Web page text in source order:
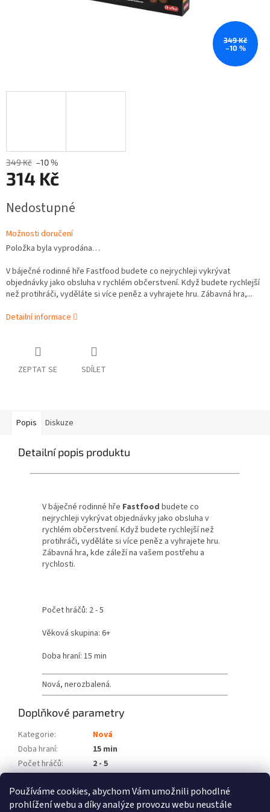
Používáme cookies, abychom Vám umožnili pohodlné
prohlížení webu a díky analýze provozu webu neustále
349 Kč
–10 %
349 Kč –10 %
314 Kč
cena:
Nedostupné
Možnosti doručení
Položka byla vyprodána…
V báječné rodinné hře Fastfood budete co nejrychleji vykrývat
objednávky jako obsluha v rychlém občerstvení. Když budete rychlejší
než protihráči, vyděláte si více peněz a vyhrajete hru. Zábavná hra,...
Detailní informace
ZEPTAT SE SDÍLET
Popis Diskuze
Detailní popis produktu
V báječné rodinné hře Fastfood budete co
nejrychleji vykrývat objednávky jako obsluha v
rychlém občerstvení. Když budete rychlejší než
protihráči, vyděláte si více peněz a vyhrajete hru.
Zábavná hra, kde záleží na vašem postřehu a
rychlosti.
Počet hráčů: 2 - 5
Věková skupina: 6+
Doba hraní: 15 min
Nová, nerozbalená.
Doplňkové parametry
Kategorie:
Nová
Doba hraní:
15 min
Počet hráčů:
2 - 5
Položka byla vyprodána…